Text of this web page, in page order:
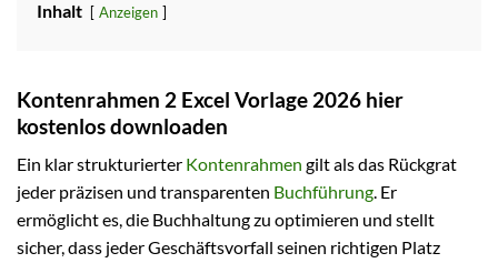
Inhalt Anzeigen
Kontenrahmen 2 Excel Vorlage 2026 hier
kostenlos downloaden
Ein klar strukturierter Kontenrahmen gilt als das Rückgrat
jeder präzisen und transparenten Buchführung. Er
ermöglicht es, die Buchhaltung zu optimieren und stellt
sicher, dass jeder Geschäftsvorfall seinen richtigen Platz